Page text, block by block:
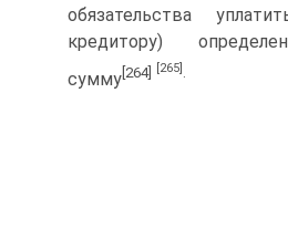
обязательства
кредитору)
сумму [264] [265] .